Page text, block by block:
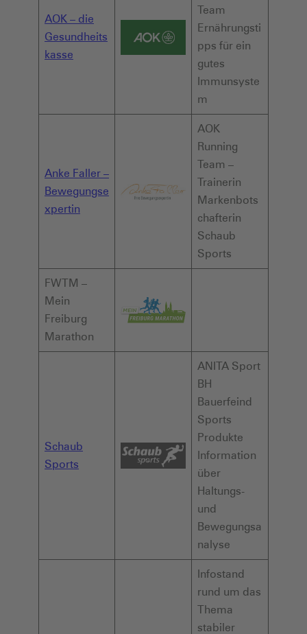
AOK – die
Gesundheits
kasse
Team
Ernährungsti
pps für ein
gutes
Immunsyste
m
Anke Faller –
Bewegungse
xpertin
AOK
Running
Team –
Trainerin
Markenbots
chafterin
Schaub
Sports
FWTM –
Mein
Freiburg
Marathon
Schaub
Sports
ANITA Sport
BH
Bauerfeind
Sports
Produkte
Information
über
Haltungs-
und
Bewegungsa
nalyse
Infostand
rund um das
Thema
stabiler